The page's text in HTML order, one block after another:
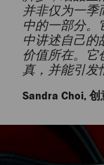
并非仅为一季
中的一部分。
中讲述自己的
价值所在。它
真，并能引发
Sandra Choi,